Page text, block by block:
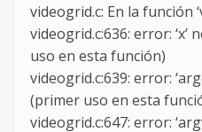
videogrid.c: En la función
videogrid.c:636: error:
uso en esta función)
videogrid.c:639: error:
(primer uso en esta
videogrid.c:647: error: